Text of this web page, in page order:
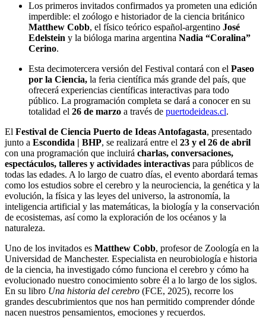
Los primeros invitados confirmados ya prometen una edición
imperdible: el zoólogo e historiador de la ciencia británico
Matthew Cobb, el físico teórico español-argentino José
Edelstein y la bióloga marina argentina Nadia “Coralina”
Cerino.
Esta decimotercera versión del Festival contará con el Paseo
por la Ciencia, la feria científica más grande del país, que
ofrecerá experiencias científicas interactivas para todo
público. La programación completa se dará a conocer en su
totalidad el 26 de marzo a través de puertodeideas.cl.
El Festival de Ciencia Puerto de Ideas Antofagasta, presentado
junto a Escondida | BHP, se realizará entre el 23 y el 26 de abril
con una programación que incluirá charlas, conversaciones,
espectáculos, talleres y actividades interactivas para públicos de
todas las edades. A lo largo de cuatro días, el evento abordará temas
como los estudios sobre el cerebro y la neurociencia, la genética y la
evolución, la física y las leyes del universo, la astronomía, la
inteligencia artificial y las matemáticas, la biología y la conservación
de ecosistemas, así como la exploración de los océanos y la
naturaleza.
Uno de los invitados es Matthew Cobb, profesor de Zoología en la
Universidad de Manchester. Especialista en neurobiología e historia
de la ciencia, ha investigado cómo funciona el cerebro y cómo ha
evolucionado nuestro conocimiento sobre él a lo largo de los siglos.
En su libro Una historia del cerebro (FCE, 2025), recorre los
grandes descubrimientos que nos han permitido comprender dónde
nacen nuestros pensamientos, emociones y recuerdos.